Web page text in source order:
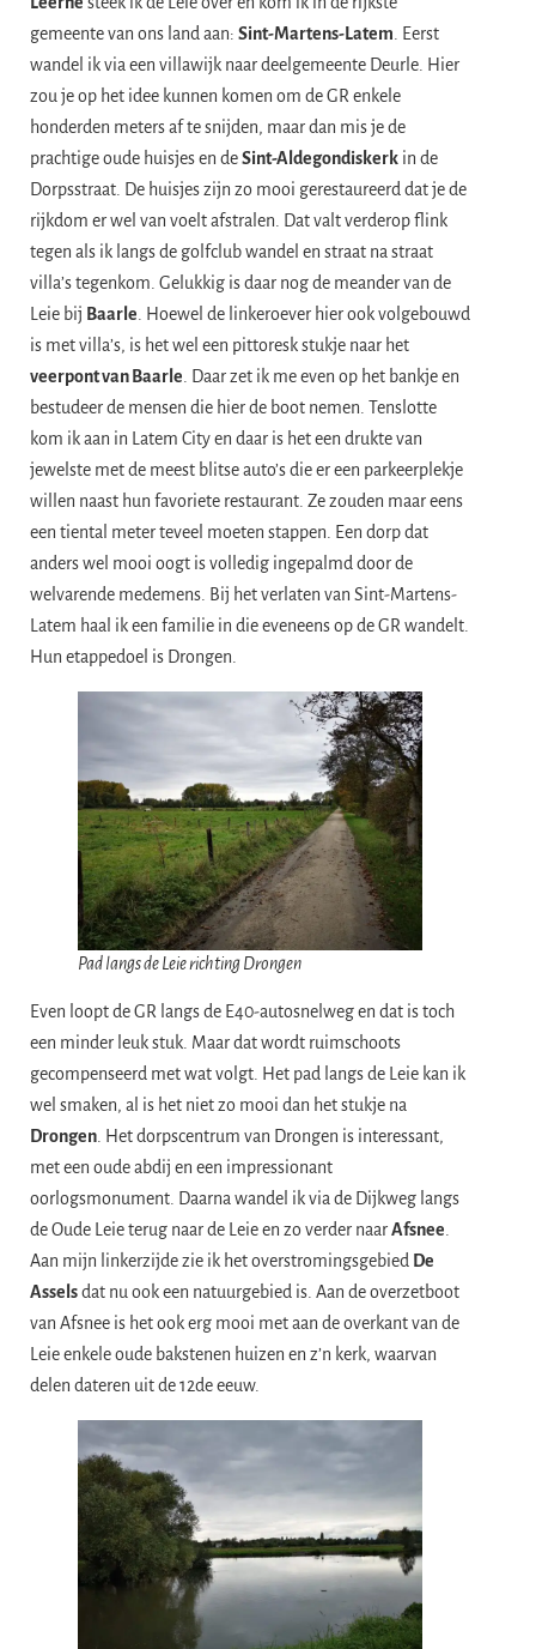
gemeente van ons land aan: Sint-Martens-Latem . Eerst
wandel ik via een villawijk naar deelgemeente Deurle. Hier
zou je op het idee kunnen komen om de GR enkele
honderden meters af te snijden, maar dan mis je de
prachtige oude huisjes en deSint-Aldegondiskerk in de
Dorpsstraat. De huisjes zijn zo mooi gerestaureerd dat je de
rijkdom er wel van voelt afstralen. Dat valt verderop flink
tegen als ik langs de golfclub wandel en straat na straat
villa’s tegenkom. Gelukkig is daar nog de meander van de
Leie bij Baarle . Hoewel de linkeroever hier ook volgebouwd
is met villa’s, is het wel een pittoresk stukje naar het
veerpont van Baarle . Daar zet ik me even op het bankje en
bestudeer de mensen die hier de boot nemen. Tenslotte
kom ik aan in Latem City en daar is het een drukte van
jewelste met de meest blitse auto’s die er een parkeerplekje
willen naast hun favoriete restaurant. Ze zouden maar eens
een tiental meter teveel moeten stappen. Een dorp dat
anders wel mooi oogt is volledig ingepalmd door de
welvarende medemens. Bij het verlaten van Sint-Martens-
Latem haal ik een familie in die eveneens op de GR wandelt.
Hun etappedoel is Drongen.
Pad langs de Leie richting Drongen
Even loopt de GR langs de E40-autosnelweg en dat is toch
een minder leuk stuk. Maar dat wordt ruimschoots
gecompenseerd met wat volgt. Het pad langs de Leie kan ik
wel smaken, al is het niet zo mooi dan het stukje na
Drongen . Het dorpscentrum van Drongen is interessant,
met een oude abdij en een impressionant
oorlogsmonument. Daarna wandel ik via de Dijkweg langs
de Oude Leie terug naar de Leie en zo verder naarAfsnee
Aan mijn linkerzijde zie ik het overstromingsgebied De
Asselsdat nu ook een natuurgebied is. Aan de overzetboot
van Afsnee is het ook erg mooi met aan de overkant van de
Leie enkele oude bakstenen huizen en z’n kerk, waarvan
delen dateren uit de 12de eeuw.